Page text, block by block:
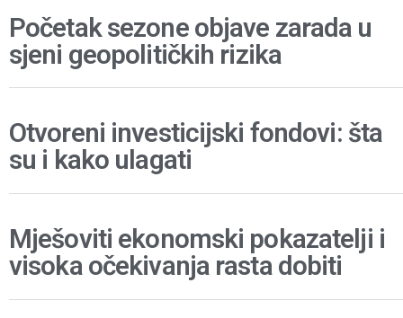
Početak sezone objave zarada u
sjeni geopolitičkih rizika
Otvoreni investicijski fondovi: šta
su i kako ulagati
Mješoviti ekonomski pokazatelji i
visoka očekivanja rasta dobiti